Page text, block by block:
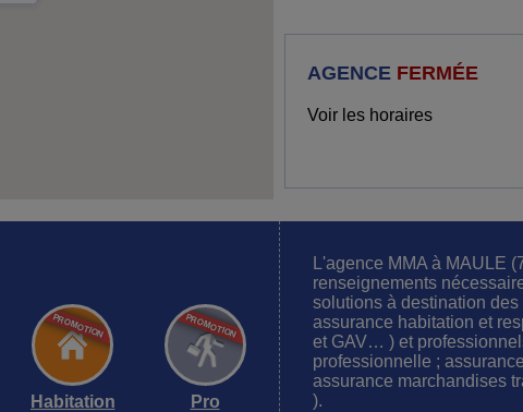
AGENCE FERMÉE
Voir les horaires
Habitation Pro
L'agence MMA à MAULE
renseignements
solutions à destination
assurance habitation et
et GAV… ) et
professionnelle ;
assurance marchandises
).